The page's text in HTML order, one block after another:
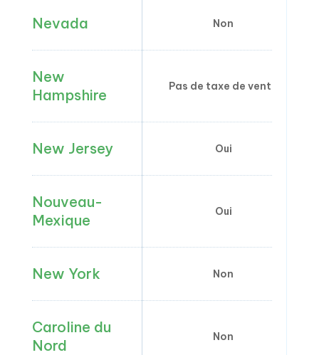
Nevada Non
New
Hampshire
Pas de taxe de vente
New Jersey Oui
Nouveau-
Mexique
Oui
New York Non
Caroline du
Nord
Non